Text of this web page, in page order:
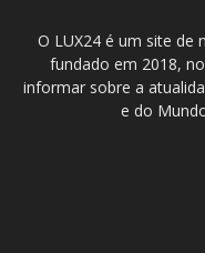
O LUX24 é um site de
fundado em 2018,
informar sobre a
e do